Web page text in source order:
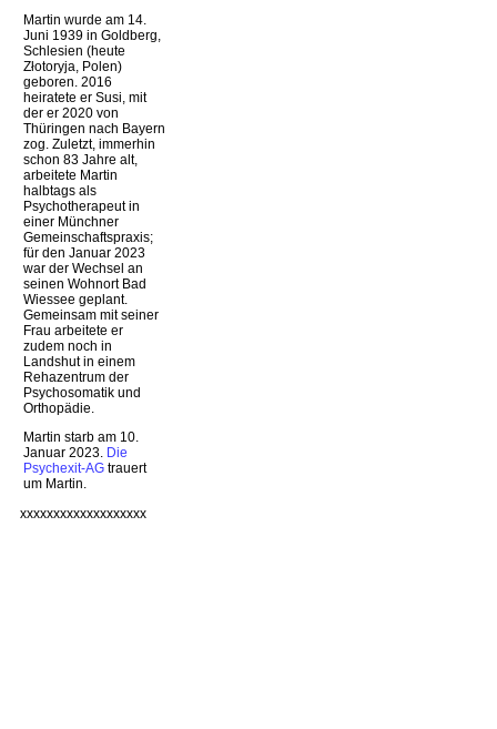
Martin wurde am 14.
Juni 1939 in Goldberg,
Schlesien (heute
Złotoryja, Polen)
geboren. 2016
heiratete er Susi, mit
der er 2020 von
Thüringen nach Bayern
zog. Zuletzt, immerhin
schon 83 Jahre alt,
arbeitete Martin
halbtags als
Psychotherapeut in
einer Münchner
Gemeinschaftspraxis;
für den Januar 2023
war der Wechsel an
seinen Wohnort Bad
Wiessee geplant.
Gemeinsam mit seiner
Frau arbeitete er
zudem noch in
Landshut in einem
Rehazentrum der
Psychosomatik und
Orthopädie.
Martin starb am 10.
Januar 2023. Die
Psychexit-AG trauert
um Martin.
xxxxxxxxxxxxxxxxxxx